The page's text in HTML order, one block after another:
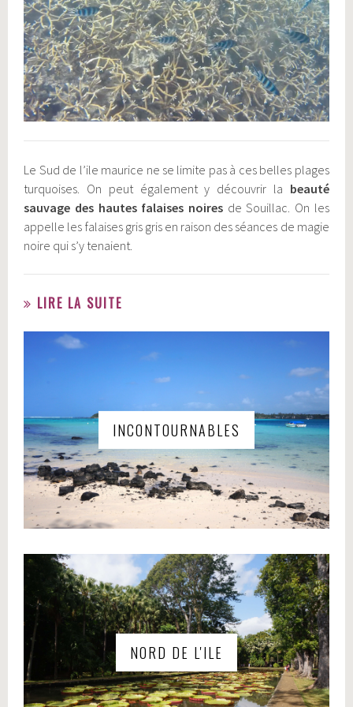
Le Sud de l’ile maurice ne se limite pas à ces belles plages
turquoises. On peut également y découvrir la beauté
sauvage des hautes falaises noires de Souillac. On les
appelle les falaises gris gris en raison des séances de magie
noire qui s’y tenaient.
LIRE LA SUITE
INCONTOURNABLES
NORD DE L'ILE